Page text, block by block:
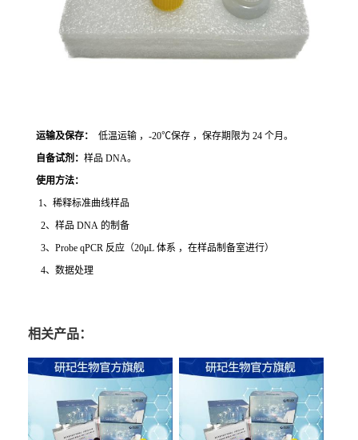
运输及保存：
低温运输 ，-20℃保存 ，保存期限为 24 个月。
自备试剂： 样品 DNA。
使用方法：
1、稀释标准曲线样品
2、样品 DNA 的制备
3、Probe qPCR 反应（20μL 体系 ，在样品制备室进行）
4、数据处理
相关产品：